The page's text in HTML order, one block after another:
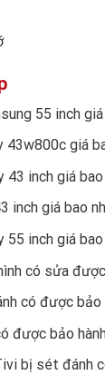
55 inch
43w800c giá
43 inch giá
inch giá bao
55 inch giá
có sửa
có được bảo
được bảo
bị sét đánh